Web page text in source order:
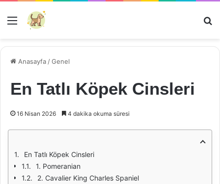
Menü
Anasayfa /Genel
En Tatlı Köpek Cinsleri
16 Nisan 2026 4 dakika okuma süresi
En Tatlı Köpek Cinsleri
1. Pomeranian
2. Cavalier King Charles Spaniel